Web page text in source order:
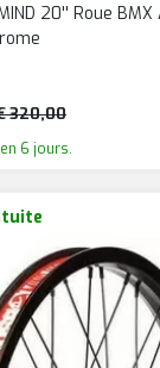
20'' Roue
320,00
6 jours.